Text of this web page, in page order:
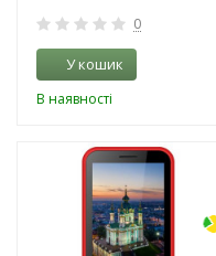
0
У кошик
В наявності